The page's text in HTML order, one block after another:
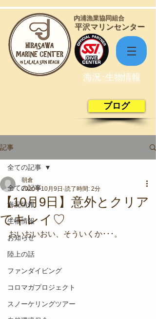
​平沢マリンセンター
​内浦漁業協同組合
海況･生物情報
ブログ
記事
全ての記事
海況情報
生物情報
お知らせ
陸上の話
ファンダイビング
コロマガプロジェクト
スノーケリングツアー
全ての記事
【10月9日】意外とクリア
でキレイ♡
朝倉
2020年10月9日 読了時間: 2分
おいおいおい、そういくか･･･。